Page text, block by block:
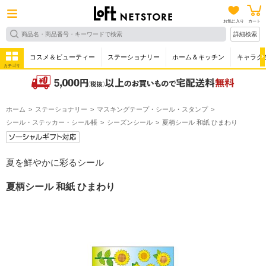
お気に入り カート
詳細検索
カテゴリ
コスメ＆ビューティー ステーショナリー ホーム＆キッチン キャラク
ホーム ステーショナリー
マスキングテープ・シール・スタンプ
シール・ステッカー・シール帳
シーズンシール 夏柄シール 和紙 ひまわり
夏を鮮やかに彩るシール
夏柄シール 和紙 ひまわり